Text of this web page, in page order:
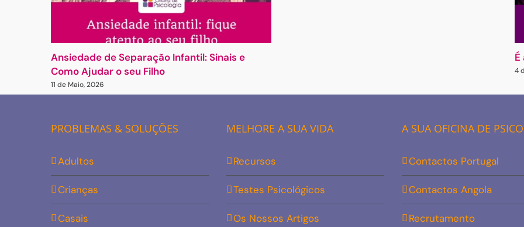
Ansiedade de Separação Infantil: Sinais e
Como Ajudar o seu Filho
11 de Maio, 2026
4
PROBLEMAS & SOLUÇÕES
Adultos
Crianças
Casais
MELHORE A SUA VIDA
Recursos
Testes Psicológicos
Os Nossos Artigos
A SUA OFICINA DE
Contactos Portugal
Contactos Angola
Recrutamento